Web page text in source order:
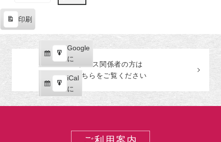
―
の
テ
リ
ー
印刷
示
Google
で
購
読
iCal
で
購
読
Google
に
エ
ク
ス
ポ
iCal
に
エ
ク
プレス関係者の方は
こちらをご覧ください